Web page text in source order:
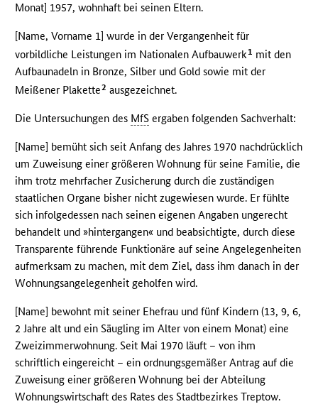
Monat] 1957, wohnhaft bei seinen Eltern.
[Name, Vorname 1] wurde in der Vergangenheit für
vorbildliche Leistungen im Nationalen Aufbauwerk1 mit den
Aufbaunadeln in Bronze, Silber und Gold sowie mit der
Meißener Plakette2 ausgezeichnet.
Die Untersuchungen des MfS ergaben folgenden Sachverhalt:
[Name] bemüht sich seit Anfang des Jahres 1970 nachdrücklich
um Zuweisung einer größeren Wohnung für seine Familie, die
ihm trotz mehrfacher Zusicherung durch die zuständigen
staatlichen Organe bisher nicht zugewiesen wurde. Er fühlte
sich infolgedessen nach seinen eigenen Angaben ungerecht
behandelt und »hintergangen« und beabsichtigte, durch diese
Transparente führende Funktionäre auf seine Angelegenheiten
aufmerksam zu machen, mit dem Ziel, dass ihm danach in der
Wohnungsangelegenheit geholfen wird.
[Name] bewohnt mit seiner Ehefrau und fünf Kindern (13, 9, 6,
2 Jahre alt und ein Säugling im Alter von einem Monat) eine
Zweizimmerwohnung. Seit Mai 1970 läuft – von ihm
schriftlich eingereicht – ein ordnungsgemäßer Antrag auf die
Zuweisung einer größeren Wohnung bei der Abteilung
Wohnungswirtschaft des Rates des Stadtbezirkes Treptow.